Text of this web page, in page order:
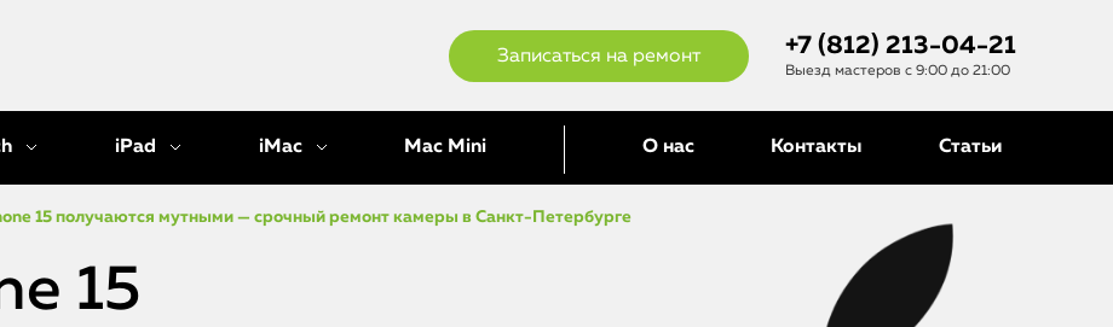
Записаться на ремонт +7 (812) 213-04-21
Выезд мастеров с 9:00 до 21:00
iPad iMac Mac Mini О нас Контакты Статьи
15 получаются мутными — срочный ремонт камеры в Санкт-Петербурге
15